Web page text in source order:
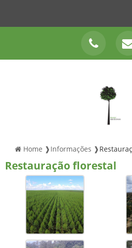
Home ❱Informações ❱
Restauração florestal